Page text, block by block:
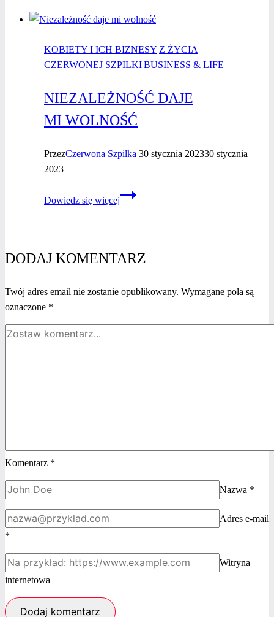
–
z kobietą
biznesu
KOBIETY I ICH BIZNESY Z ŻYCIA
CZERWONEJ SZPILKIBUSINESS & LIFE
NIEZALEŻNOŚĆ DAJE
MI WOLNOŚĆ
PrzezCzerwona Szpilka 30 stycznia 202330 stycznia
2023
Dowiedz się więcej
Niezależność
DODAJ KOMENTARZ
Twój adres email nie zostanie opublikowany. Wymagane pola są
oznaczone *
Komentarz *
Nazwa *
Adres e-mail
*
Witryna
internetowa